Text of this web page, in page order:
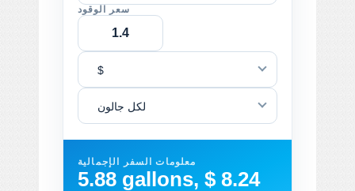
سعر الوقود
$
لكل جالون
معلومات السفر الإجمالية
5.88 gallons, $ 8.24